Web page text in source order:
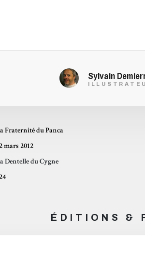
Sylvain
Fraternité du Panca
mars 2012
Dentelle du Cygne
ÉDITIONS &